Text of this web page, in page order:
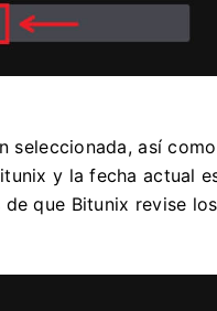
seleccionada, así
y la fecha actual
que Bitunix revise